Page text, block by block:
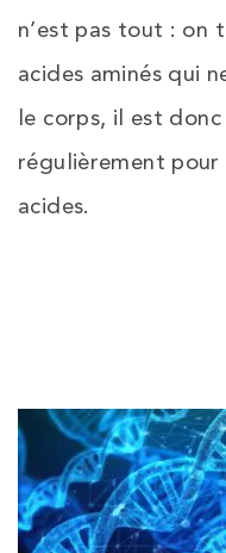
n’est pas tout : on
acides aminés qui
le corps, il est
régulièrement pour
acides.